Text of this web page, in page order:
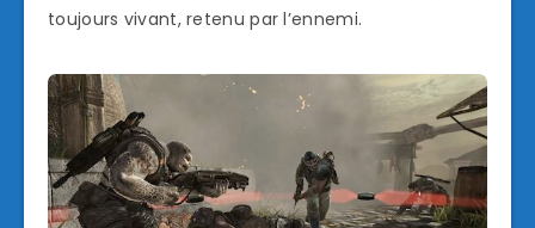
toujours vivant, retenu par l’ennemi.